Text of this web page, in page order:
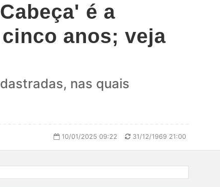
é a
anos; veja
nas quais
10/01/2025 09:22 31/12/1969 21:00